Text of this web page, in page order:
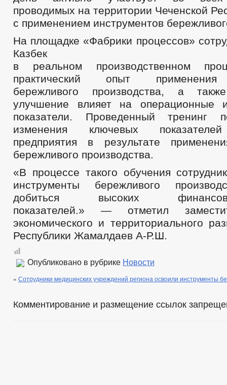
проводимых на территории Чеченской
с применением инструментов
На площадке «Фабрики процессов»
Казбек
в реальном производственном
практический опыт применения
бережливого производства, а
улучшение влияет на операционные
показатели. Проведенный тренинг
изменения ключевых показателей
предприятия в результате
бережливого производства.
«В процессе такого обучения
инструменты бережливого
добиться высоких финансово-
показателей.» — отметил
экономического и территориального
Республики Жамалдаев А-Р.Ш.
Опубликовано в рубрике Новости
« Сотрудники медицинских учреждений региона освоили инструменты
Комментирование и размещение ссылок